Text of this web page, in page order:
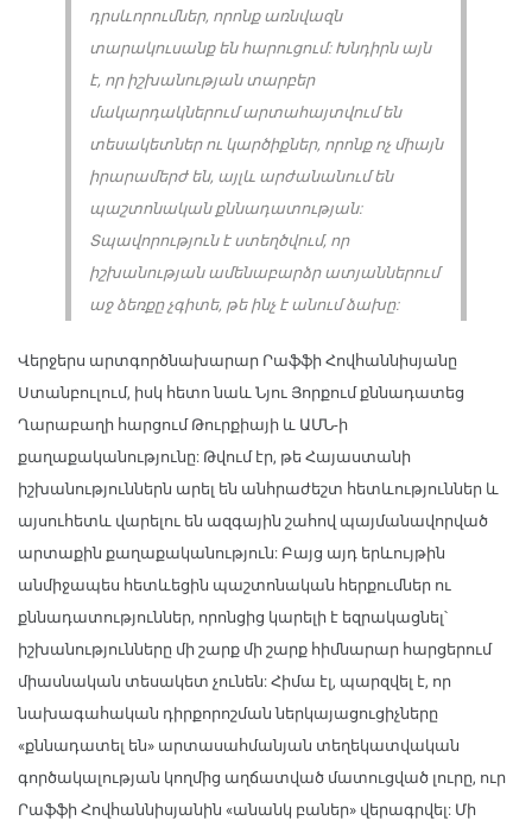
դրսևորումներ, որոնք առնվազն
տարակուսանք են հարուցում: Խնդիրն այն
է, որ իշխանության տարբեր
մակարդակներում արտահայտվում են
տեսակետներ ու կարծիքներ, որոնք ոչ միայն
իրարամերժ են, այլև արժանանում են
պաշտոնական քննադատության:
Տպավորություն է ստեղծվում, որ
իշխանության ամենաբարձր ատյաններում
աջ ձեռքը չգիտե, թե ինչ է անում ձախը:
Վերջերս արտգործնախարար Րաֆֆի Հովհաննիսյանը
Ստանբուլում, իսկ հետո նաև Նյու Յորքում քննադատեց
Ղարաբաղի հարցում Թուրքիայի և ԱՄՆ-ի
քաղաքականությունը: Թվում էր, թե Հայաստանի
իշխանություններն արել են անհրաժեշտ հետևություններ և
այսուհետև վարելու են ազգային շահով պայմանավորված
արտաքին քաղաքականություն: Բայց այդ երևույթին
անմիջապես հետևեցին պաշտոնական հերքումներ ու
քննադատություններ, որոնցից կարելի է եզրակացնել՝
իշխանությունները մի շարք մի շարք հիմնարար հարցերում
միասնական տեսակետ չունեն: Հիմա էլ, պարզվել է, որ
նախագահական դիրքորոշման ներկայացուցիչները
«քննադատել են» արտասահմանյան տեղեկատվական
գործակալության կողմից աղճատված մատուցված լուրը, ուր
Րաֆֆի Հովհաննիսյանին «անանկ բաներ» վերագրվել: Մի